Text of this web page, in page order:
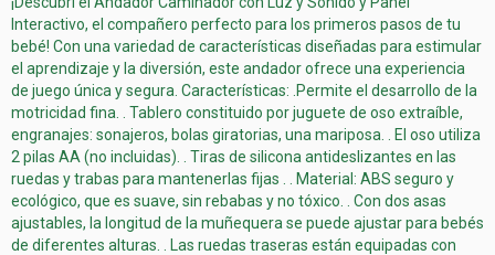
Interactivo, el compañero perfecto para los primeros pasos de tu
bebé! Con una variedad de características diseñadas para estimular
el aprendizaje y la diversión, este andador ofrece una experiencia
de juego única y segura. Características: .Permite el desarrollo de la
motricidad fina. . Tablero constituido por juguete de oso extraíble,
engranajes: sonajeros, bolas giratorias, una mariposa. . El oso utiliza
2 pilas AA (no incluidas). . Tiras de silicona antideslizantes en las
ruedas y trabas para mantenerlas fijas . . Material: ABS seguro y
ecológico, que es suave, sin rebabas y no tóxico. . Con dos asas
ajustables, la longitud de la muñequera se puede ajustar para bebés
de diferentes alturas. . Las ruedas traseras están equipadas con